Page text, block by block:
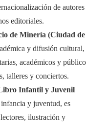
de autores
editoriales.
de Minería (Ciudad de
y difusión cultural,
académicos y público
talleres y conciertos.
Infantil y Juvenil
y juventud, es
ilustración y